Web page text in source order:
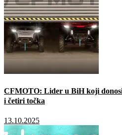
CFMOTO: Lider u BiH koji
i četiri točka
13.10.2025